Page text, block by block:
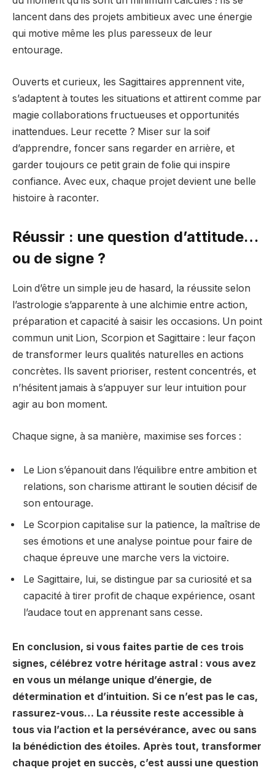
lancent dans des projets ambitieux avec une énergie
qui motive même les plus paresseux de leur
entourage.
Ouverts et curieux, les Sagittaires apprennent vite,
s’adaptent à toutes les situations et attirent comme par
magie collaborations fructueuses et opportunités
inattendues. Leur recette ? Miser sur la soif
d’apprendre, foncer sans regarder en arrière, et
garder toujours ce petit grain de folie qui inspire
confiance. Avec eux, chaque projet devient une belle
histoire à raconter.
Réussir : une question d’attitude…
ou de signe ?
Loin d’être un simple jeu de hasard, la réussite selon
l’astrologie s’apparente à une alchimie entre action,
préparation et capacité à saisir les occasions. Un point
commun unit Lion, Scorpion et Sagittaire : leur façon
de transformer leurs qualités naturelles en actions
concrètes. Ils savent prioriser, restent concentrés, et
n’hésitent jamais à s’appuyer sur leur intuition pour
agir au bon moment.
Chaque signe, à sa manière, maximise ses forces :
Le Lion s’épanouit dans l’équilibre entre ambition et
relations, son charisme attirant le soutien décisif de
son entourage.
Le Scorpion capitalise sur la patience, la maîtrise de
ses émotions et une analyse pointue pour faire de
chaque épreuve une marche vers la victoire.
Le Sagittaire, lui, se distingue par sa curiosité et sa
capacité à tirer profit de chaque expérience, osant
l’audace tout en apprenant sans cesse.
En conclusion, si vous faites partie de ces trois
signes, célébrez votre héritage astral : vous avez
en vous un mélange unique d’énergie, de
détermination et d’intuition. Si ce n’est pas le cas,
rassurez-vous… La réussite reste accessible à
tous via l’action et la persévérance, avec ou sans
la bénédiction des étoiles. Après tout, transformer
chaque projet en succès, c’est aussi une question